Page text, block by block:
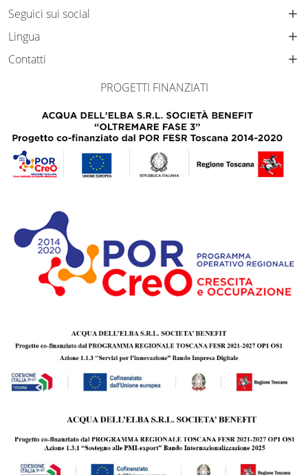
Seguici sui social
Lingua
Contatti
PROGETTI FINANZIATI